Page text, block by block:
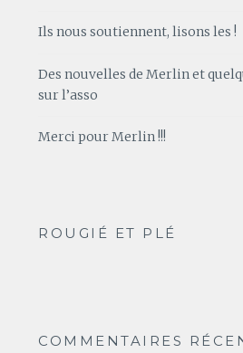
Ils nous soutiennent, lisons les !
Des nouvelles de Merlin et
sur l’asso
Merci pour Merlin !!!
ROUGIÉ ET PLÉ
COMMENTAIRES